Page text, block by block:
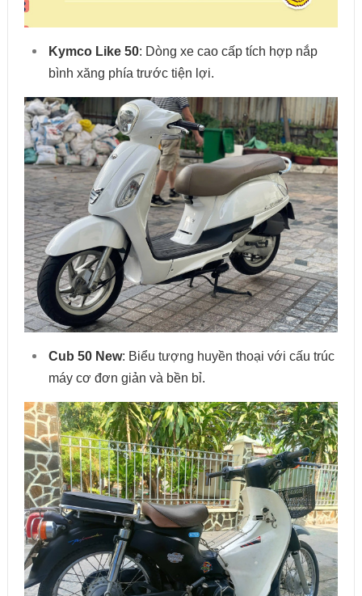
Kymco Like 50: Dòng xe cao cấp tích hợp nắp
bình xăng phía trước tiện lợi.
Cub 50 New: Biểu tượng huyền thoại với cấu trúc
máy cơ đơn giản và bền bỉ.